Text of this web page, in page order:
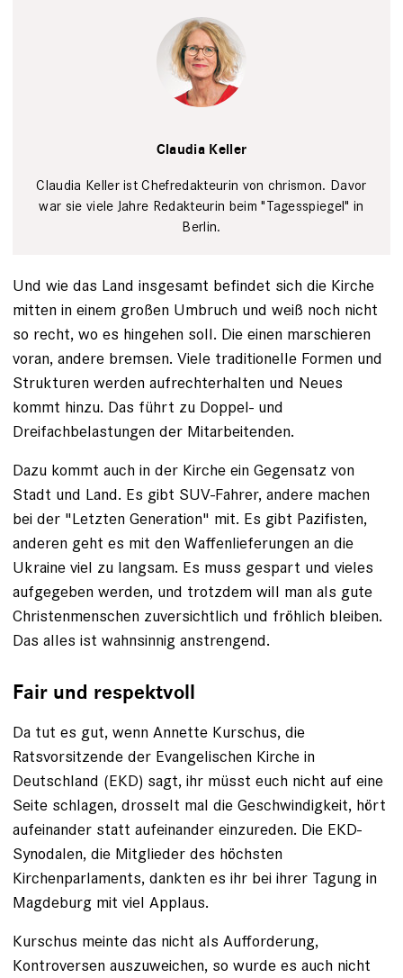
Claudia Keller
Claudia Keller ist Chefredakteurin von chrismon. Davor
war sie viele Jahre Redakteurin beim "Tagesspiegel" in
Berlin.
Und wie das Land insgesamt befindet sich die Kirche
mitten in einem großen Umbruch und weiß noch nicht
so recht, wo es hingehen soll. Die einen marschieren
voran, andere bremsen. Viele traditionelle Formen und
Strukturen werden aufrechterhalten und Neues
kommt hinzu. Das führt zu Doppel- und
Dreifachbelastungen der Mitarbeitenden.
Dazu kommt auch in der Kirche ein Gegensatz von
Stadt und Land. Es gibt SUV-Fahrer, andere machen
bei der "Letzten Generation" mit. Es gibt Pazifisten,
anderen geht es mit den Waffenlieferungen an die
Ukraine viel zu langsam. Es muss gespart und vieles
aufgegeben werden, und trotzdem will man als gute
Christenmenschen zuversichtlich und fröhlich bleiben.
Das alles ist wahnsinnig anstrengend.
Fair und respektvoll
Da tut es gut, wenn Annette Kurschus, die
Ratsvorsitzende der Evangelischen Kirche in
Deutschland (EKD) sagt, ihr müsst euch nicht auf eine
Seite schlagen, drosselt mal die Geschwindigkeit, hört
aufeinander statt aufeinander einzureden. Die EKD-
Synodalen, die Mitglieder des höchsten
Kirchenparlaments, dankten es ihr bei ihrer Tagung in
Magdeburg mit viel Applaus.
Kurschus meinte das nicht als Aufforderung,
Kontroversen auszuweichen, so wurde es auch nicht